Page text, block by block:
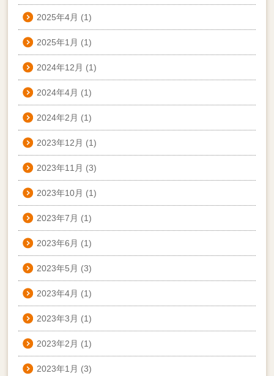
2025年4月 (1)
2025年1月 (1)
2024年12月 (1)
2024年4月 (1)
2024年2月 (1)
2023年12月 (1)
2023年11月 (3)
2023年10月 (1)
2023年7月 (1)
2023年6月 (1)
2023年5月 (3)
2023年4月 (1)
2023年3月 (1)
2023年2月 (1)
2023年1月 (3)